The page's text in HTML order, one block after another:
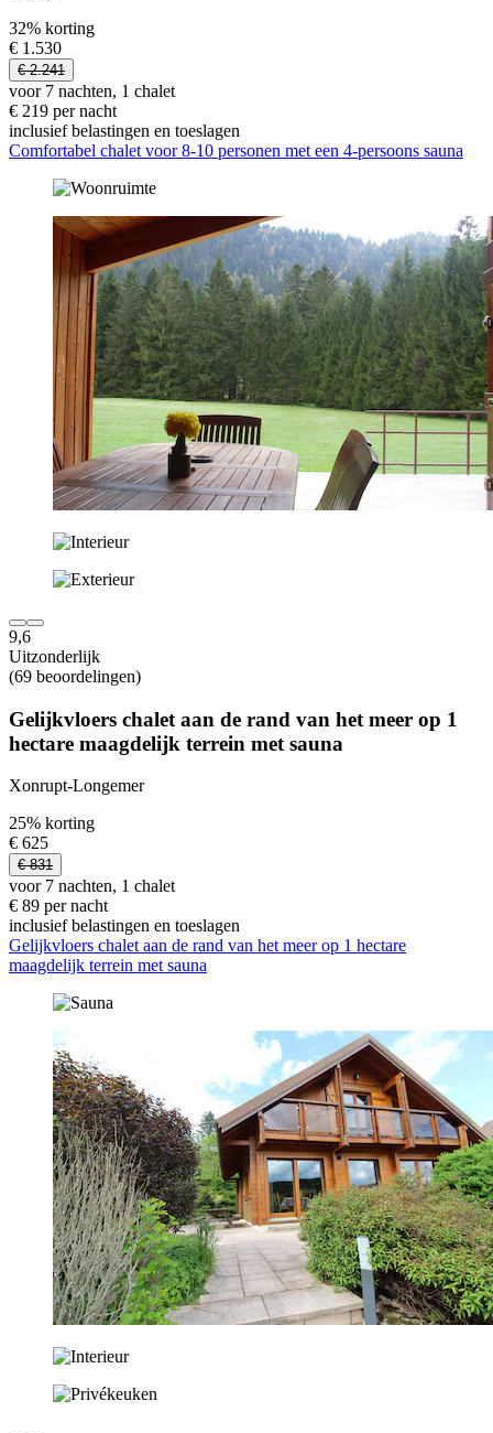
32% korting
€ 1.530
€ 2.241
voor 7 nachten, 1 chalet
€ 219 per nacht
inclusief belastingen en toeslagen
Comfortabel chalet voor 8-10 personen met een 4-persoons sauna
9,6
Uitzonderlijk
(69 beoordelingen)
Gelijkvloers chalet aan de rand van het meer op 1
hectare maagdelijk terrein met sauna
Xonrupt-Longemer
25% korting
€ 625
€ 831
voor 7 nachten, 1 chalet
€ 89 per nacht
inclusief belastingen en toeslagen
Gelijkvloers chalet aan de rand van het meer op 1 hectare
maagdelijk terrein met sauna